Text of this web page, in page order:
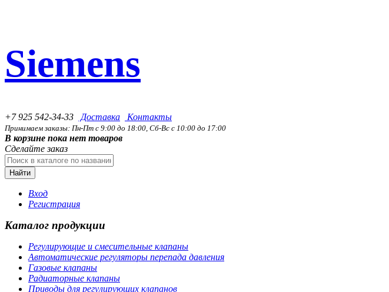
Siemens
+7 925 542-34-33 Доставка Контакты
Принимаем заказы: Пн-Пт с 9:00 до 18:00, Сб-Вс с 10:00 до 17:00
В корзине пока нет товаров
Сделайте заказ
Найти
Вход
Регистрация
Каталог продукции
Регулирующие и смесительные клапаны
Автоматические регуляторы перепада давления
Газовые клапаны
Радиаторные клапаны
Приводы для регулирующих клапанов